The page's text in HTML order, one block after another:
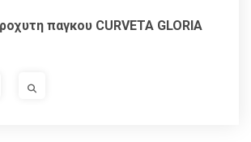
παγκου CURVETA GLORIA
LINKVISIT LINK